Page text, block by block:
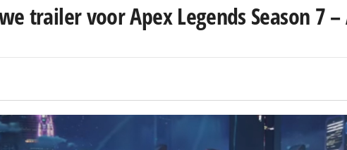
trailer voor Apex Legends Season 7 –